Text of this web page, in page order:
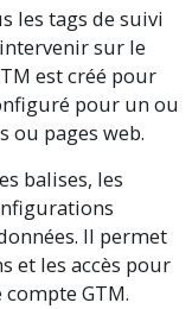
les tags de suivi
sur le
est créé pour
pour un ou
ou pages web.
balises, les
Il permet
et les accès pour
GTM.